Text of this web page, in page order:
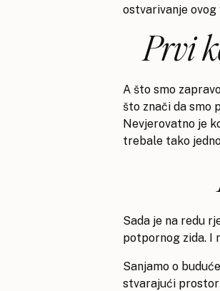
ostvarivanje ovog
Prvi
A što smo
što znači da smo
Nevjerovatno je
trebale tako
Sada je na redu
potpornog zida. I
Sanjamo o
stvarajući prostor